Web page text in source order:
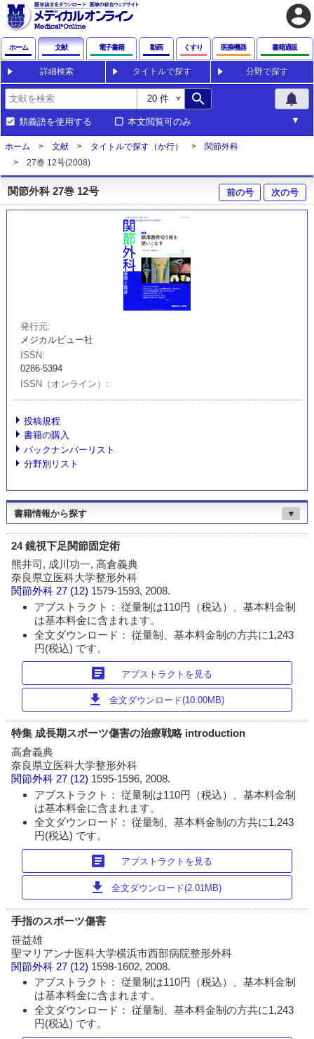
account_circle
ホーム 文献 電子書籍 動画 くすり 医療機器 書籍通販
詳細検索 タイトルで探す 分野で探す
search notifications
類義語を使用する 本文閲覧可のみ
ホーム 文献 タイトルで探す（か行）
関節外科
27巻 12号(2008)
関節外科 27巻 12号 前の号 次の号
発行元
メジカルビュー社
ISSN
0286-5394
ISSN（オンライン）
投稿規程
書籍の購入
バックナンバーリスト
分野別リスト
書籍情報から探す ▼
24 鏡視下足関節固定術
熊井司, 成川功一, 高倉義典
奈良県立医科大学整形外科
関節外科 27 (12) 1579-1593, 2008.
アブストラクト： 従量制は110円（税込）、基本料金制
は基本料金に含まれます。
全文ダウンロード： 従量制、基本料金制の方共に1,243
円(税込) です。
article アブストラクトを見る
download 全文ダウンロード(10.00MB)
特集 成長期スポーツ傷害の治療戦略 introduction
高倉義典
奈良県立医科大学整形外科
関節外科 27 (12) 1595-1596, 2008.
アブストラクト： 従量制は110円（税込）、基本料金制
は基本料金に含まれます。
全文ダウンロード： 従量制、基本料金制の方共に1,243
円(税込) です。
article アブストラクトを見る
download 全文ダウンロード(2.01MB)
手指のスポーツ傷害
笹益雄
聖マリアンナ医科大学横浜市西部病院整形外科
関節外科 27 (12) 1598-1602, 2008.
アブストラクト： 従量制は110円（税込）、基本料金制
は基本料金に含まれます。
全文ダウンロード： 従量制、基本料金制の方共に1,243
円(税込) です。